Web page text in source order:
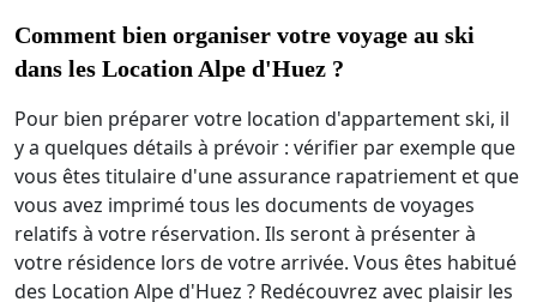
Comment bien organiser votre voyage au ski
dans les Location Alpe d'Huez ?
Pour bien préparer votre location d'appartement ski, il
y a quelques détails à prévoir : vérifier par exemple que
vous êtes titulaire d'une assurance rapatriement et que
vous avez imprimé tous les documents de voyages
relatifs à votre réservation. Ils seront à présenter à
votre résidence lors de votre arrivée. Vous êtes habitué
des Location Alpe d'Huez ? Redécouvrez avec plaisir les